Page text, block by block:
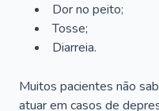
Dor no peito;
Tosse;
Diarreia.
Muitos pacientes não
atuar em casos de